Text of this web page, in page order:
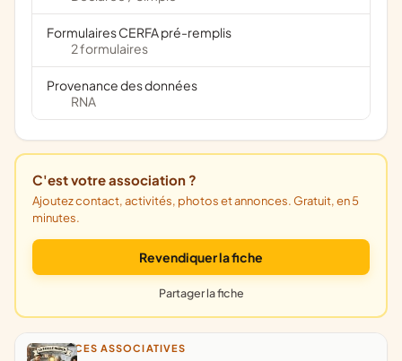
Formulaires CERFA pré-remplis
2 formulaires
Provenance des données
RNA
C'est votre association ?
Ajoutez contact, activités, photos et annonces. Gratuit, en 5
minutes.
Revendiquer la fiche
Partager la fiche
ANNONCES ASSOCIATIVES